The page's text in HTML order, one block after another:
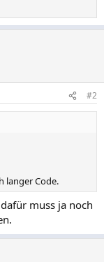
#2
langer Code.
muss ja noch